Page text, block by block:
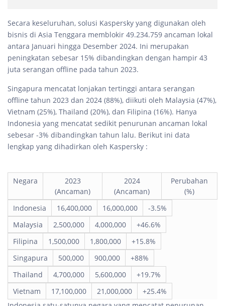
Secara keseluruhan, solusi Kaspersky yang digunakan oleh
bisnis di Asia Tenggara memblokir 49.234.759 ancaman lokal
antara Januari hingga Desember 2024. Ini merupakan
peningkatan sebesar 15% dibandingkan dengan hampir 43
juta serangan offline pada tahun 2023.
Singapura mencatat lonjakan tertinggi antara serangan
offline tahun 2023 dan 2024 (88%), diikuti oleh Malaysia (47%),
Vietnam (25%), Thailand (20%), dan Filipina (16%). Hanya
Indonesia yang mencatat sedikit penurunan ancaman lokal
sebesar -3% dibandingkan tahun lalu. Berikut ini data
lengkap yang dihadirkan oleh Kaspersky :
Negara
2023
(Ancaman)
2024
(Ancaman)
Perubahan
(%)
Indonesia
16,400,000 16,000,000
-3.5%
Malaysia
2,500,000 4,000,000
+46.6%
Filipina
1,500,000 1,800,000
+15.8%
Singapura
500,000 900,000
+88%
Thailand
4,700,000 5,600,000
+19.7%
Vietnam
17,100,000 21,000,000
+25.4%